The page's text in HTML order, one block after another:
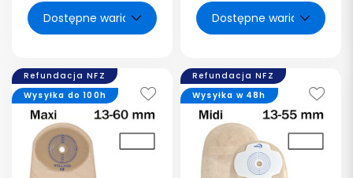
Refundacja NFZ
Wysyłka do 100h
Refundacja NFZ
Wysyłka w 48h